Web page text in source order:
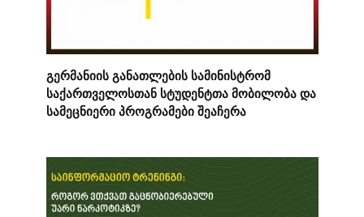
გერმანიის განათლების სამინისტრომ
საქართველოსთან სტუდენტთა მობილობა და
სამეცნიერი პროგრამები შეაჩერა